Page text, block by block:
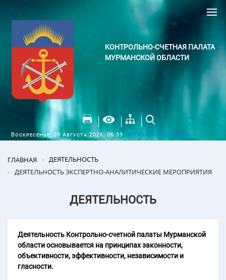
КОНТРОЛЬНО-СЧЕТНАЯ ПАЛАТА
МУРМАНСКОЙ ОБЛАСТИ
Воскресенье, 09 Августа 2026, 06:39 Погода в Мурманске
ГЛАВНАЯ
ДЕЯТЕЛЬНОСТЬ
ДЕЯТЕЛЬНОСТЬ ЭКСПЕРТНО-АНАЛИТИЧЕСКИЕ МЕРОПРИЯТИЯ
ДЕЯТЕЛЬНОСТЬ
Деятельность Контрольно-счетной палаты Мурманской
области основывается на принципах законности,
объективности, эффективности, независимости и
гласности.